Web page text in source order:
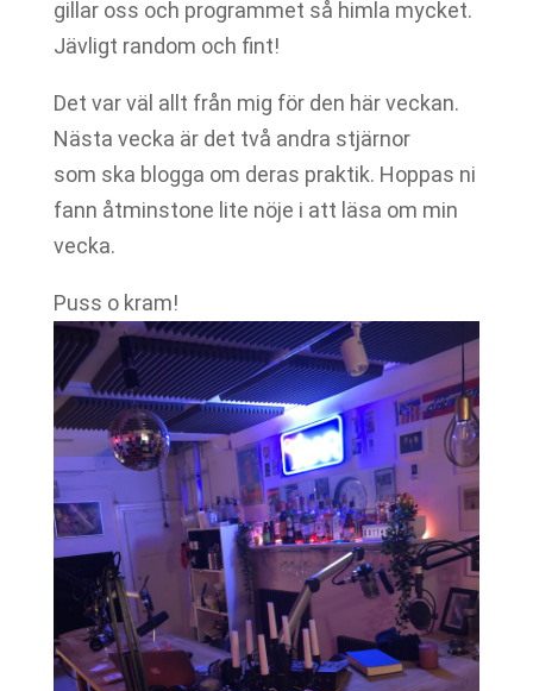
gillar oss och programmet så himla mycket.
Jävligt random och fint!
Det var väl allt från mig för den här veckan.
Nästa vecka är det två andra stjärnor
som ska blogga om deras praktik. Hoppas ni
fann åtminstone lite nöje i att läsa om min
vecka.
Puss o kram!